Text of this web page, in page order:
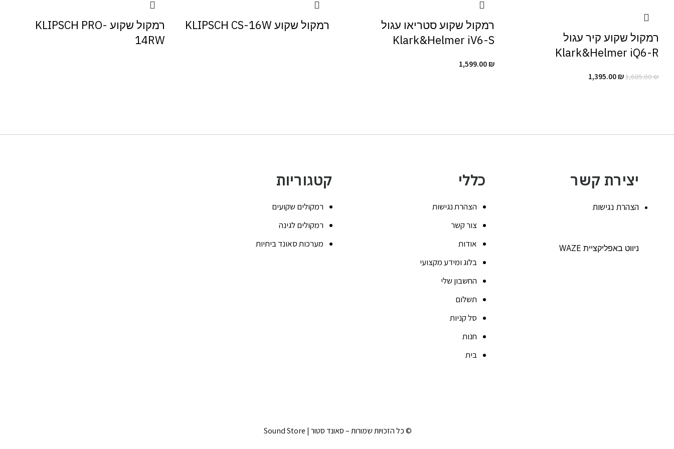
רמקול שקוע קיר עגול
Klark&Helmer iQ6-R
1,685.00₪
1,395.00₪
רמקול שקוע סטריאו עגול
Klark&Helmer iV6-S
1,599.00₪
רמקול שקוע KLIPSCH CS-16W
רמקול שקוע KLIPSCH PRO-
14RW
יצירת קשר
הצהרת נגישות
ניווט באפליקציית WAZE
כללי
הצהרת נגישות
צור קשר
אודות
בלוג ומידע מקצועי
החשבון שלי
תשלום
סל קניות
חנות
בית
קטגוריות
רמקולים שקועים
רמקולים לגינה
מערכות סאונד ביתיות
© כל הזכויות שמורות – סאונד סטור | Sound Store